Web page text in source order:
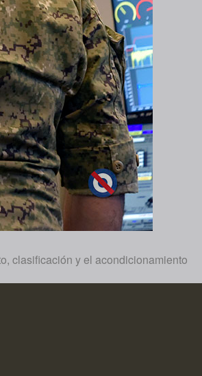
clasificación y el acondicionamiento